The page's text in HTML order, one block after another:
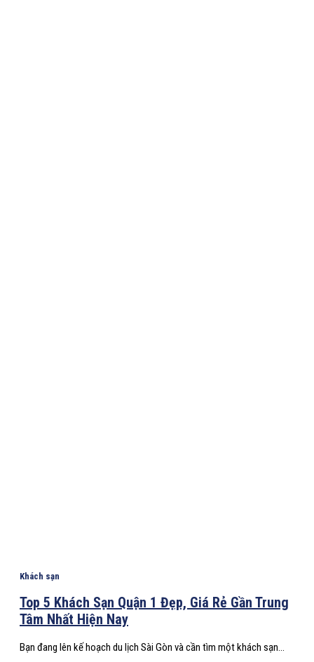
Khách sạn
Top 5 Khách Sạn Quận 1 Đẹp, Giá Rẻ Gần Trung
Tâm Nhất Hiện Nay
Bạn đang lên kế hoạch du lịch Sài Gòn và cần tìm một khách sạn...